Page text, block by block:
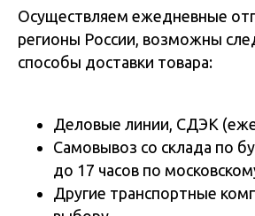
Осуществляем ежедневные
регионы России, возможны
способы доставки товара:
Деловые линии, СДЭК
Самовывоз со склада по
до 17 часов по
Другие транспортные